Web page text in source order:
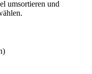
umsortieren und